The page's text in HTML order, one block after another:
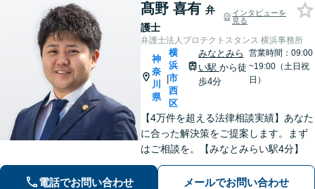
髙野 喜有 弁
護士
インタビューを
見る
弁護士法人プロテクトスタンス 横浜事務所
神
奈
川
県
|
横
浜
市
西
区
みなとみら
い駅 から徒
歩4分
営業時間：09:00
~19:00（土日祝
日）
【4万件を超える法律相談実績】あなた
に合った解決策をご提案します。まず
はご相談を。【みなとみらい駅4分】
電話でお問い合わせ メールでお問い合わせ